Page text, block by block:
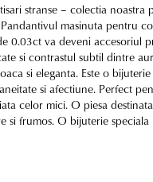
stranse – colectia noastra
masinuta pentru
0.03ct va deveni accesoriul
si contrastul subtil dintre
si eleganta. Este o
si afectiune. Perfect
celor mici. O piesa
si frumos. O bijuterie